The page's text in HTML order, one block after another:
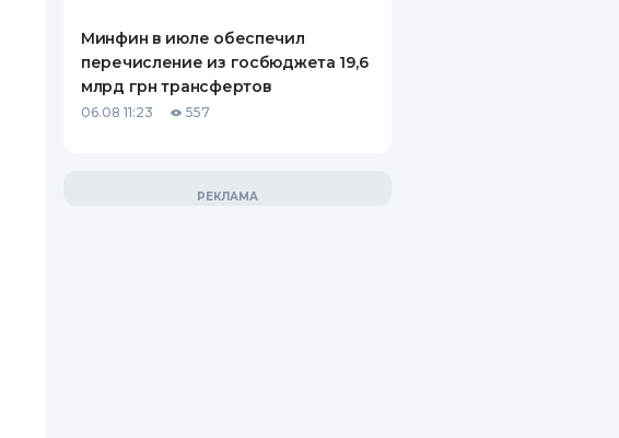
Минфин в июле обеспечил
перечисление из госбюджета 19,6
млрд грн трансфертов
06.08 11:23 557